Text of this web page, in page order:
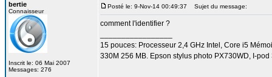
bertie
Connaisseur
Inscrit le: 06 Mai 2007
Messages: 276
Posté le: 9-Nov-14 00:49:37 Sujet du message:
comment l'identifier ?
15 pouces: Processeur 2,4 GHz Intel, Core i5
330M 256 MB. Epson stylus photo PX730WD, I-